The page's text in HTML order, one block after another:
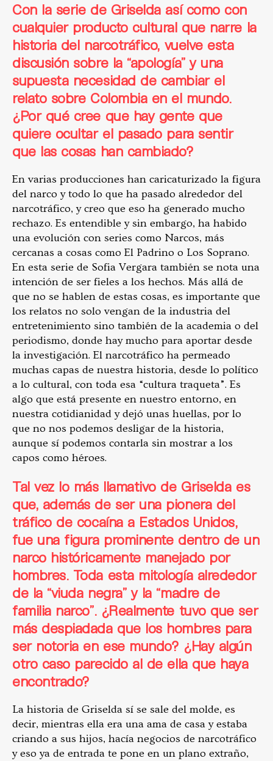
Con la serie de Griselda así como con
cualquier producto cultural que narre la
historia del narcotráfico, vuelve esta
discusión sobre la “apología” y una
supuesta necesidad de cambiar el
relato sobre Colombia en el mundo.
¿Por qué cree que hay gente que
quiere ocultar el pasado para sentir
que las cosas han cambiado?
En varias producciones han caricaturizado la figura
del narco y todo lo que ha pasado alrededor del
narcotráfico, y creo que eso ha generado mucho
rechazo. Es entendible y sin embargo, ha habido
una evolución con series como Narcos, más
cercanas a cosas como El Padrino o Los Soprano.
En esta serie de Sofia Vergara también se nota una
intención de ser fieles a los hechos. Más allá de
que no se hablen de estas cosas, es importante que
los relatos no solo vengan de la industria del
entretenimiento sino también de la academia o del
periodismo, donde hay mucho para aportar desde
la investigación. El narcotráfico ha permeado
muchas capas de nuestra historia, desde lo político
a lo cultural, con toda esa “cultura traqueta”. Es
algo que está presente en nuestro entorno, en
nuestra cotidianidad y dejó unas huellas, por lo
que no nos podemos desligar de la historia,
aunque sí podemos contarla sin mostrar a los
capos como héroes.
Tal vez lo más llamativo de Griselda es
que, además de ser una pionera del
tráfico de cocaína a Estados Unidos,
fue una figura prominente dentro de un
narco históricamente manejado por
hombres. Toda esta mitología alrededor
de la “viuda negra” y la “madre de
familia narco”. ¿Realmente tuvo que ser
más despiadada que los hombres para
ser notoria en ese mundo? ¿Hay algún
otro caso parecido al de ella que haya
encontrado?
La historia de Griselda sí se sale del molde, es
decir, mientras ella era una ama de casa y estaba
criando a sus hijos, hacía negocios de narcotráfico
y eso ya de entrada te pone en un plano extraño,